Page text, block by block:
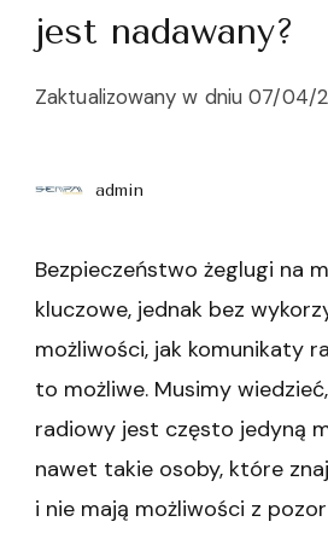
jest nadawany?
Zaktualizowany w dniu07/04/
admin
Bezpieczeństwo żeglugi na
kluczowe, jednak bez
możliwości, jak komunikaty
to możliwe. Musimy
radiowy jest często jedyną
nawet takie osoby, które
i nie mają możliwości z